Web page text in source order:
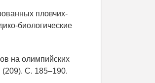
пловчих-
биологические
на олимпийских
С. 185–190.